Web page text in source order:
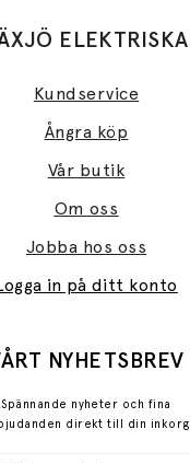
ELEKTRISKA
Kundservice
Ångra köp
Vår butik
Om oss
Jobba hos oss
in på ditt konto
NYHETSBREV
Spännande nyheter och fina
direkt till din inkorg